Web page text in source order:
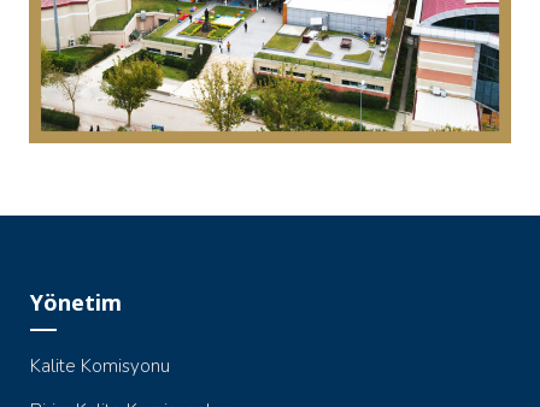
Yönetim
Kalite Komisyonu